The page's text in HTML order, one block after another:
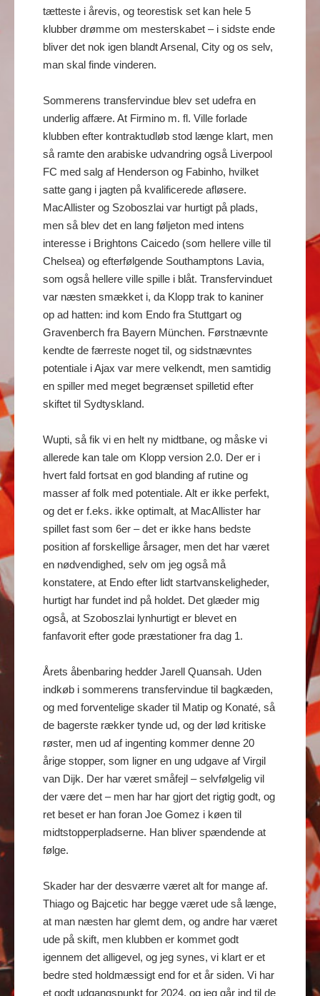
tætteste i årevis, og teorestisk set kan hele 5
klubber drømme om mesterskabet – i sidste ende
bliver det nok igen blandt Arsenal, City og os selv,
man skal finde vinderen.
Sommerens transfervindue blev set udefra en
underlig affære. At Firmino m. fl. Ville forlade
klubben efter kontraktudløb stod længe klart, men
så ramte den arabiske udvandring også Liverpool
FC med salg af Henderson og Fabinho, hvilket
satte gang i jagten på kvalificerede afløsere.
MacAllister og Szoboszlai var hurtigt på plads,
men så blev det en lang føljeton med intens
interesse i Brightons Caicedo (som hellere ville til
Chelsea) og efterfølgende Southamptons Lavia,
som også hellere ville spille i blåt. Transfervinduet
var næsten smækket i, da Klopp trak to kaniner
op ad hatten: ind kom Endo fra Stuttgart og
Gravenberch fra Bayern München. Førstnævnte
kendte de færreste noget til, og sidstnævntes
potentiale i Ajax var mere velkendt, men samtidig
en spiller med meget begrænset spilletid efter
skiftet til Sydtyskland.
Wupti, så fik vi en helt ny midtbane, og måske vi
allerede kan tale om Klopp version 2.0. Der er i
hvert fald fortsat en god blanding af rutine og
masser af folk med potentiale. Alt er ikke perfekt,
og det er f.eks. ikke optimalt, at MacAllister har
spillet fast som 6er – det er ikke hans bedste
position af forskellige årsager, men det har været
en nødvendighed, selv om jeg også må
konstatere, at Endo efter lidt startvanskeligheder,
hurtigt har fundet ind på holdet. Det glæder mig
også, at Szoboszlai lynhurtigt er blevet en
fanfavorit efter gode præstationer fra dag 1.
Årets åbenbaring hedder Jarell Quansah. Uden
indkøb i sommerens transfervindue til bagkæden,
og med forventelige skader til Matip og Konaté, så
de bagerste rækker tynde ud, og der lød kritiske
røster, men ud af ingenting kommer denne 20
årige stopper, som ligner en ung udgave af Virgil
van Dijk. Der har været småfejl – selvfølgelig vil
der være det – men har har gjort det rigtig godt, og
ret beset er han foran Joe Gomez i køen til
midtstopperpladserne. Han bliver spændende at
følge.
Skader har der desværre været alt for mange af.
Thiago og Bajcetic har begge været ude så længe,
at man næsten har glemt dem, og andre har været
ude på skift, men klubben er kommet godt
igennem det alligevel, og jeg synes, vi klart er et
bedre sted holdmæssigt end for et år siden. Vi har
et godt udgangspunkt for 2024, og jeg går ind til de